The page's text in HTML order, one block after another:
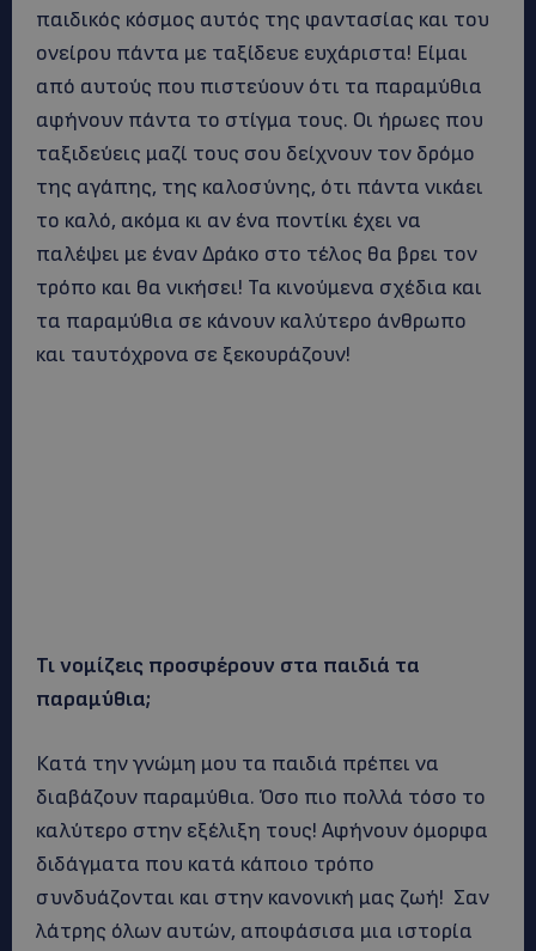
παιδικός κόσμος αυτός της φαντασίας και του
ονείρου πάντα με ταξίδευε ευχάριστα! Είμαι
από αυτούς που πιστεύουν ότι τα παραμύθια
αφήνουν πάντα το στίγμα τους. Οι ήρωες που
ταξιδεύεις μαζί τους σου δείχνουν τον δρόμο
της αγάπης, της καλοσύνης, ότι πάντα νικάει
το καλό, ακόμα κι αν ένα ποντίκι έχει να
παλέψει με έναν Δράκο στο τέλος θα βρει τον
τρόπο και θα νικήσει! Τα κινούμενα σχέδια και
τα παραμύθια σε κάνουν καλύτερο άνθρωπο
και ταυτόχρονα σε ξεκουράζουν!
Τι νομίζεις προσφέρουν στα παιδιά τα
παραμύθια;
Κατά την γνώμη μου τα παιδιά πρέπει να
διαβάζουν παραμύθια. Όσο πιο πολλά τόσο το
καλύτερο στην εξέλιξη τους! Αφήνουν όμορφα
διδάγματα που κατά κάποιο τρόπο
συνδυάζονται και στην κανονική μας ζωή! Σαν
λάτρης όλων αυτών, αποφάσισα μια ιστορία